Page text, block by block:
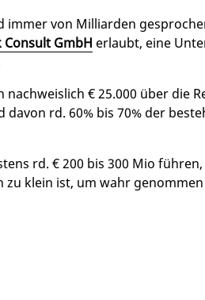
von Milliarden
Consult GmbH erlaubt, eine
€ 25.000 über die
rd. 60% bis 70% der
rd. € 200 bis 300 Mio
klein ist, um wahr